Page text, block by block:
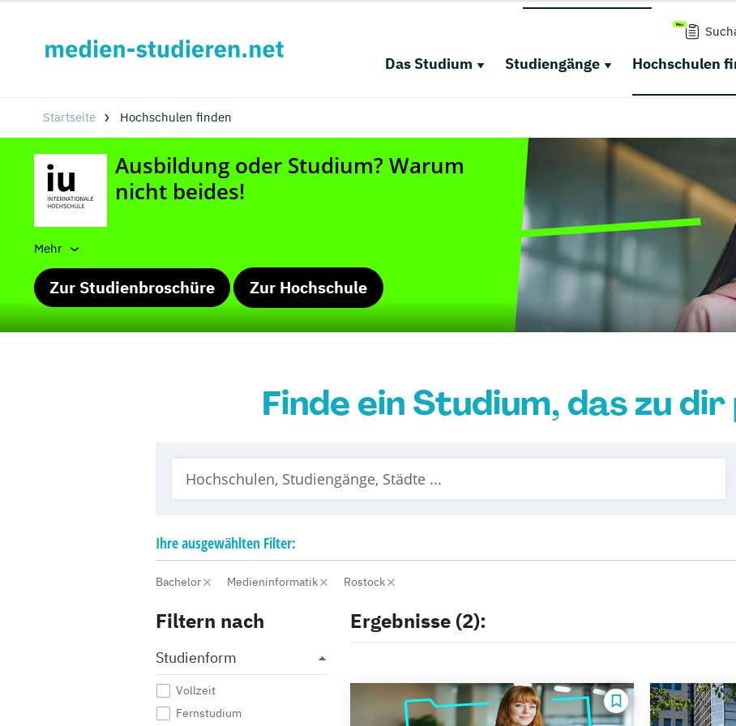
Das Studium Studiengänge Hochschulen
Startseite Hochschulen finden
Mehr
Zur Studienbroschüre Zur Hochschule
Finde ein Studium, das zu
Ihreausgewählten Filter:
Bachelor Medieninformatik Rostock
Filtern nach
Studienform
Vollzeit
Fernstudium
Ergebnisse (2):